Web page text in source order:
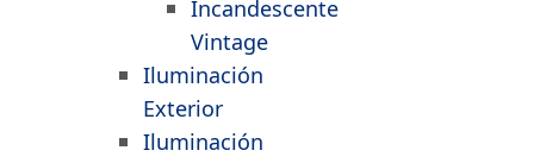
Incandescente
Vintage
Iluminación
Exterior
Iluminación